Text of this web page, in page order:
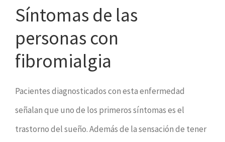
Síntomas de las
personas con
fibromialgia
Pacientes diagnosticados con esta enfermedad
señalan que uno de los primeros síntomas es el
trastorno del sueño. Además de la sensación de tener